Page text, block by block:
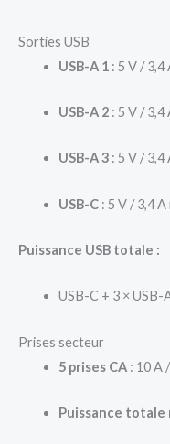
Sorties USB
USB-A 1: 5 V / 3,4
USB-A 2: 5 V / 3,4
USB-A 3: 5 V / 3,4
USB-C: 5 V / 3,4 A
Puissance USB totale :
USB-C + 3 × USB-
Prises secteur
5 prises CA: 10 A
Puissance totale